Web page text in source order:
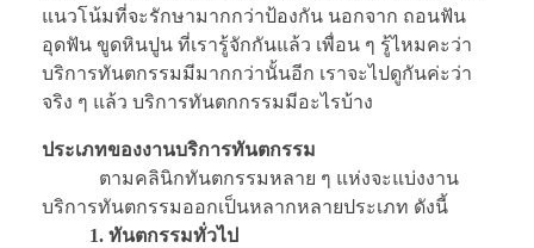
แนวโน้มที่จะรักษามากกว่าป้องกัน นอกจาก ถอนฟัน
อุดฟัน ขูดหินปูน ที่เรารู้จักกันแล้ว เพื่อน ๆ รู้ไหมคะว่า
บริการทันตกรรมมีมากกว่านั้นอีก เราจะไปดูกันค่ะว่า
จริง ๆ แล้ว บริการทันตกกรรมมีอะไรบ้าง
ประเภทของงานบริการทันตกรรม
ตามคลินิกทันตกรรมหลาย ๆ แห่งจะแบ่งงาน
บริการทันตกรรมออกเป็นหลากหลายประเภท ดังนี้
1. ทันตกรรมทั่วไป